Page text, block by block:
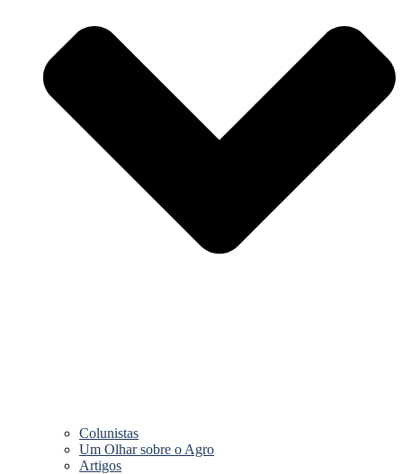
Colunistas
Um Olhar sobre o Agro
Artigos